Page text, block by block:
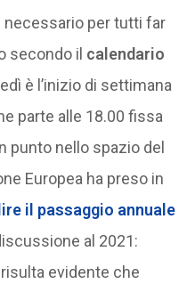
per tutti far
secondo il calendario
è l’inizio di settimana
parte alle 18.00 fissa
punto nello spazio del
Europea ha preso in
il passaggio annuale
al 2021:
evidente che